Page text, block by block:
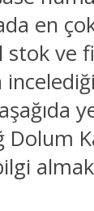
en
stok ve
Dolum